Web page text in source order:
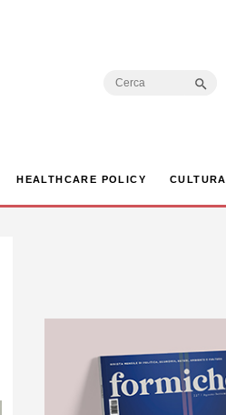
Search
HEALTHCARE POLICY CULTURA